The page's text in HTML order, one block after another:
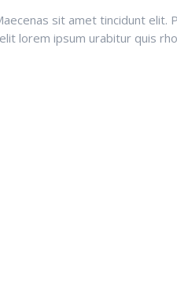
sit amet tincidunt
lorem ipsum urabitur quis